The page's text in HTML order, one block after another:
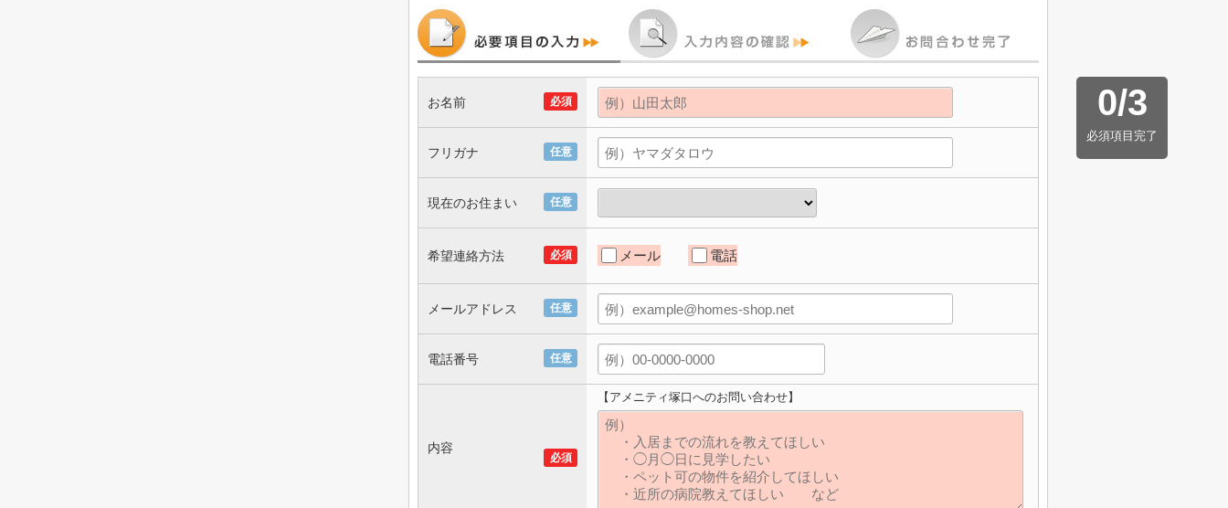
0/3
必須項目完了
必須
お名前
任意
フリガナ
任意
現在のお住まい
必須
希望連絡方法 メール 電話
任意
メールアドレス
任意
電話番号
必須
内容
【アメニティ塚口へのお問い合わせ】